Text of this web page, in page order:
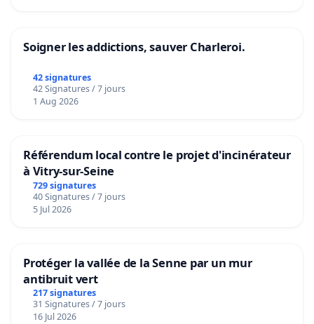
Soigner les addictions, sauver Charleroi.
42 signatures
42 Signatures / 7 jours
1 Aug 2026
Référendum local contre le projet d'incinérateur
à Vitry-sur-Seine
729 signatures
40 Signatures / 7 jours
5 Jul 2026
Protéger la vallée de la Senne par un mur
antibruit vert
217 signatures
31 Signatures / 7 jours
16 Jul 2026